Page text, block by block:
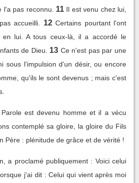
l'a pas reconnu.
11 Il est venu chez lui,
accueilli.
12 Certains pourtant l'ont
lui. A tous ceux-là, il a accordé le
de Dieu.
13 Ce n'est pas par une
sous l'impulsion d'un désir, ou encore
qu'ils le sont devenus ; mais c'est
est devenu homme et il a vécu
contemplé sa gloire, la gloire du Fils
Père : plénitude de grâce et de vérité !
a proclamé publiquement : Voici celui
j'ai dit : Celui qui vient après moi